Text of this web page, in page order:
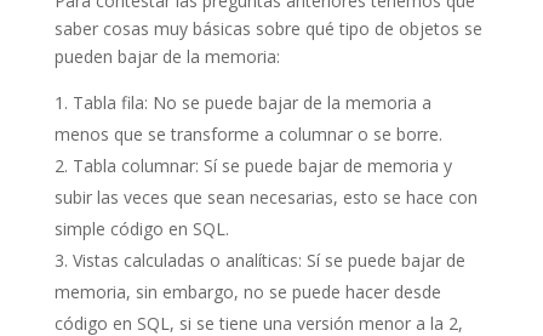
saber cosas muy básicas sobre qué tipo de objetos se
pueden bajar de la memoria:
Tabla fila: No se puede bajar de la memoria a
menos que se transforme a columnar o se borre.
Tabla columnar: Sí se puede bajar de memoria y
subir las veces que sean necesarias, esto se hace con
simple código en SQL.
Vistas calculadas o analíticas: Sí se puede bajar de
memoria, sin embargo, no se puede hacer desde
código en SQL, si se tiene una versión menor a la 2,